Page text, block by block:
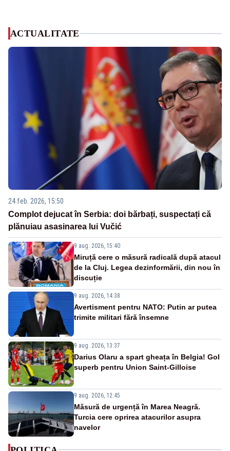
ACTUALITATE
24 feb. 2026, 15:50
Complot dejucat în Serbia: doi bărbați, suspectați că
plănuiau asasinarea lui Vučić
9 aug. 2026, 15:40
Miruță cere o măsură radicală după atacul
de la Cluj. Legea dezinformării, din nou în
discuție
9 aug. 2026, 14:38
Avertisment pentru NATO: Putin ar putea
trimite militari fără însemne
9 aug. 2026, 13:37
Darius Olaru a spart gheața în Belgia! Gol
superb pentru Union Saint-Gilloise
9 aug. 2026, 12:45
Măsură de urgență în Marea Neagră.
Turcia cere oprirea atacurilor asupra
navelor